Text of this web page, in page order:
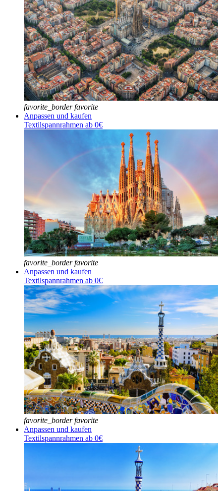
favorite_border favorite
Anpassen und kaufen
Textilspannrahmen ab 0€
favorite_border favorite
Anpassen und kaufen
Textilspannrahmen ab 0€
favorite_border favorite
Anpassen und kaufen
Textilspannrahmen ab 0€